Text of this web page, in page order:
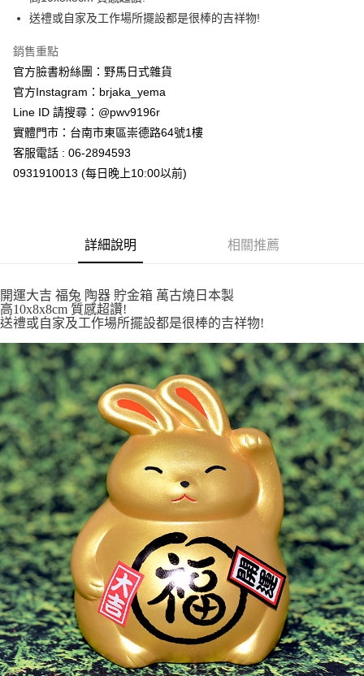
國泰世華商業銀行
兆豐國際商業銀行
匯豐（台灣）商業銀行
聯邦商業銀行
玉山商業銀行
台新國際商業銀行
台灣樂天信用卡公司
街口支付
悠遊付
Google Pay
ATM付款
每筆NT$65，滿NT$999(含以上)免運費
每筆NT$65，滿NT$999(含以上)免運費
7-11取貨付款
每筆NT$65，滿NT$999(含以上)免運費
付款後7-11取貨
每筆NT$65，滿NT$999(含以上)免運費
宅配
每筆NT$100，滿NT$999(含以上)免運費
送禮或自家及工作場所擺設都是很棒的吉祥物!
銷售重點
官方臉書粉絲團：野馬日式雜貨
官方Instagram：brjaka_yema
Line ID 請搜尋：@pwv9196r
實體門市：台南市東區崇德路64號1樓
客服電話 : 06-2894593
0931910013 (每日晚上10:00以前)
詳細說明 相關推薦
開運大吉 福兔 陶器 貯金箱 萬古燒日本製
高10x8x8cm 質感超讚!
送禮或自家及工作場所擺設都是很棒的吉祥物!